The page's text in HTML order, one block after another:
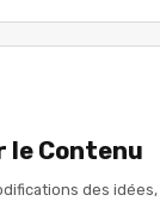
le Contenu
des